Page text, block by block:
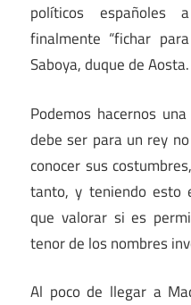
políticos
finalmente “fichar
Saboya, duque de Aosta.
Podemos hacernos
debe ser para un rey
conocer sus
tanto, y teniendo esto
que valorar si es
tenor de los nombres
Al poco de llegar a